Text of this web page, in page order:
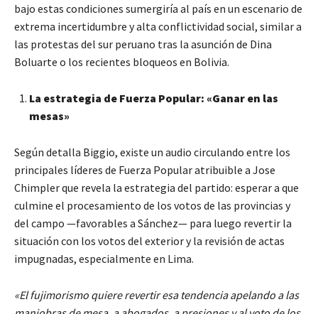
bajo estas condiciones sumergiría al país en un escenario de
extrema incertidumbre y alta conflictividad social, similar a
las protestas del sur peruano tras la asunción de Dina
Boluarte o los recientes bloqueos en Bolivia.
La estrategia de Fuerza Popular: «Ganar en las
mesas»
Según detalla Biggio, existe un audio circulando entre los
principales líderes de Fuerza Popular atribuible a Jose
Chimpler que revela la estrategia del partido: esperar a que
culmine el procesamiento de los votos de las provincias y
del campo —favorables a Sánchez— para luego revertir la
situación con los votos del exterior y la revisión de actas
impugnadas, especialmente en Lima.
«El fujimorismo quiere revertir esa tendencia apelando a las